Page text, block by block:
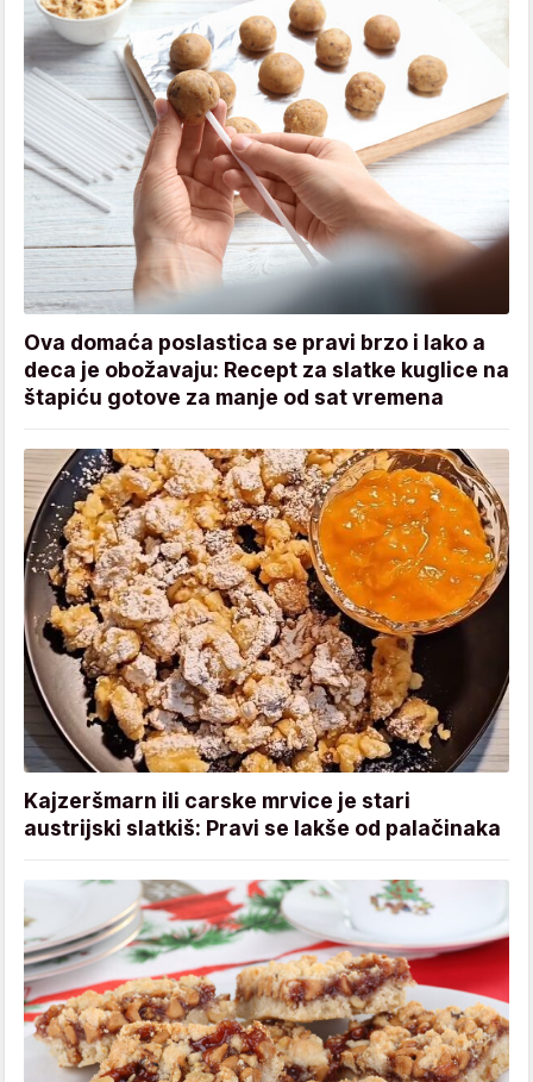
Ova domaća poslastica se pravi brzo i lako a
deca je obožavaju: Recept za slatke kuglice na
štapiću gotove za manje od sat vremena
Kajzeršmarn ili carske mrvice je stari
austrijski slatkiš: Pravi se lakše od palačinaka